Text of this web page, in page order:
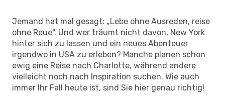
Jemand hat mal gesagt: „Lebe ohne Ausreden, reise
ohne Reue“. Und wer träumt nicht davon, New York
hinter sich zu lassen und ein neues Abenteuer
irgendwo in USA zu erleben? Manche planen schon
ewig eine Reise nach Charlotte, während andere
vielleicht noch nach Inspiration suchen. Wie auch
immer Ihr Fall heute ist, sind Sie hier genau richtig!